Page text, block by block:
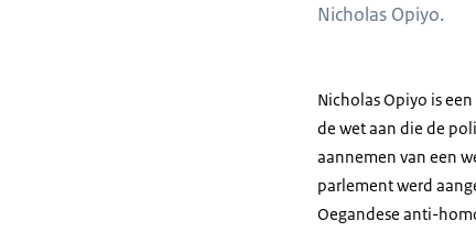
Nicholas Opiyo.
Nicholas Opiyo is
de wet aan die de
aannemen van een
parlement werd
Oegandese anti-